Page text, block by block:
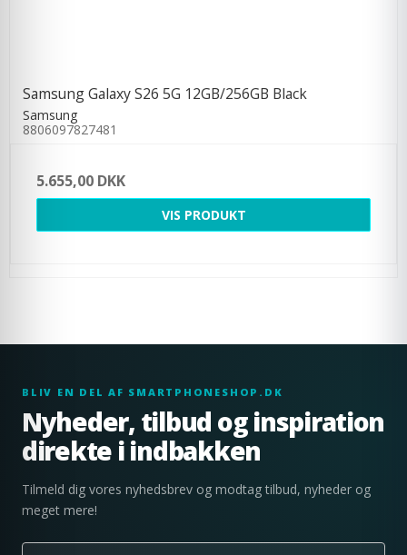
Samsung Galaxy S26 5G 12GB/256GB Black
Samsung
8806097827481
5.655,00 DKK
VIS PRODUKT
BLIV EN DEL AF SMARTPHONESHOP.DK
Nyheder, tilbud og inspiration
direkte i indbakken
Tilmeld dig vores nyhedsbrev og modtag tilbud, nyheder og
meget mere!